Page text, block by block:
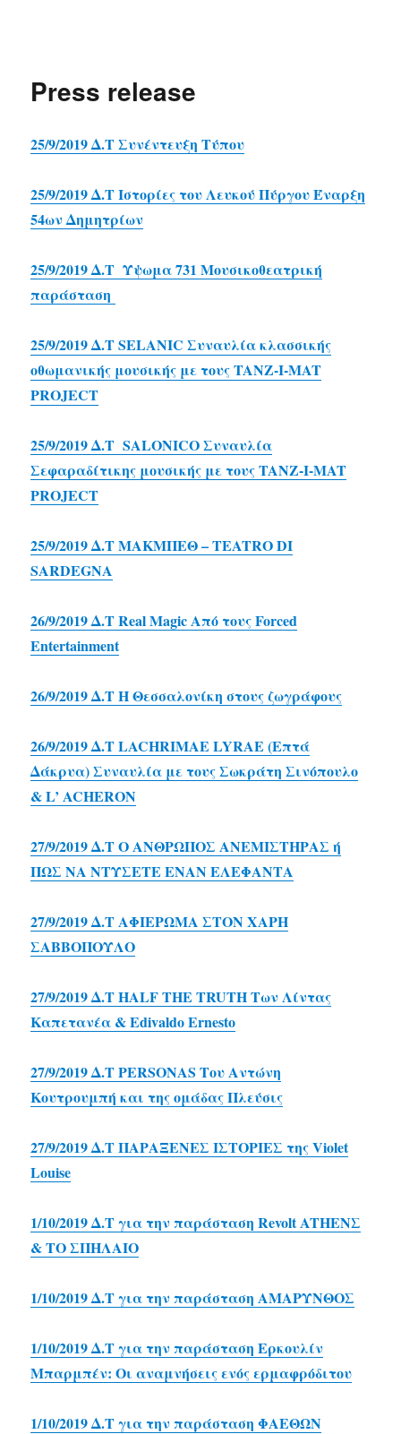
Press release
25/9/2019 Δ.Τ Συνέντευξη Τύπου
25/9/2019 Δ.Τ Ιστορίες του Λευκού Πύργου Έναρξη
54ων Δημητρίων
25/9/2019 Δ.Τ Ύψωμα 731 Μουσικοθεατρική
παράσταση
25/9/2019 Δ.Τ SELANIC Συναυλία κλασσικής
οθωμανικής μουσικής με τους TANZ-I-MAT
PROJECT
25/9/2019 Δ.Τ SALONICO Συναυλία
Σεφαραδίτικης μουσικής με τους TANZ-I-MAT
PROJECT
25/9/2019 Δ.Τ ΜΑΚΜΠΕΘ – TEATRO DI
SARDEGNA
26/9/2019 Δ.Τ Real Magic Από τους Forced
Entertainment
26/9/2019 Δ.Τ Η Θεσσαλονίκη στους ζωγράφους
26/9/2019 Δ.Τ LACHRIMAE LYRAE (Επτά
Δάκρυα) Συναυλία με τους Σωκράτη Σινόπουλο
& L’ ACHERON
27/9/2019 Δ.Τ Ο ΑΝΘΡΩΠΟΣ ΑΝΕΜΙΣΤΗΡΑΣ ή
ΠΩΣ ΝΑ ΝΤΥΣΕΤΕ ΕΝΑΝ ΕΛΕΦΑΝΤΑ
27/9/2019 Δ.Τ ΑΦΙΕΡΩΜΑ ΣΤΟΝ ΧΑΡΗ
ΣΑΒΒΟΠΟΥΛΟ
27/9/2019 Δ.Τ HALF THE TRUTH Των Λίντας
Καπετανέα & Edivaldo Ernesto
27/9/2019 Δ.Τ PERSONAS Του Αντώνη
Κουτρουμπή και της ομάδας Πλεύσις
27/9/2019 Δ.Τ ΠΑΡΑΞΕΝΕΣ ΙΣΤΟΡΙΕΣ της Violet
Louise
1/10/2019 Δ.Τ για την παράσταση Revolt ATHENΣ
& ΤΟ ΣΠΗΛΑΙΟ
1/10/2019 Δ.Τ για την παράσταση ΑΜΑΡΥΝΘΟΣ
1/10/2019 Δ.Τ για την παράσταση Ερκουλίν
Μπαρμπέν: Οι αναμνήσεις ενός ερμαφρόδιτου
1/10/2019 Δ.Τ για την παράσταση ΦΑΕΘΩΝ